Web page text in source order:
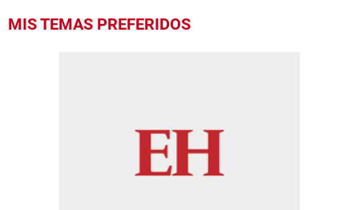
MIS TEMAS PREFERIDOS